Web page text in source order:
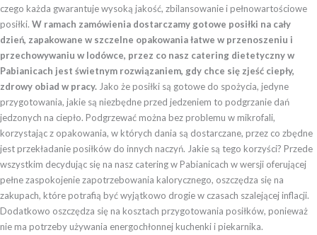
czego każda gwarantuje wysoką jakość, zbilansowanie i pełnowartościowe
posiłki. W ramach zamówienia dostarczamy gotowe posiłki na cały
dzień, zapakowane w szczelne opakowania łatwe w przenoszeniu i
przechowywaniu w lodówce, przez co nasz catering dietetyczny w
Pabianicach jest świetnym rozwiązaniem, gdy chce się zjeść ciepły,
zdrowy obiad w pracy. Jako że posiłki są gotowe do spożycia, jedyne
przygotowania, jakie są niezbędne przed jedzeniem to podgrzanie dań
jedzonych na ciepło. Podgrzewać można bez problemu w mikrofali,
korzystając z opakowania, w których dania są dostarczane, przez co zbędne
jest przekładanie posiłków do innych naczyń. Jakie są tego korzyści? Przede
wszystkim decydując się na nasz catering w Pabianicach w wersji oferującej
pełne zaspokojenie zapotrzebowania kalorycznego, oszczędza się na
zakupach, które potrafią być wyjątkowo drogie w czasach szalejącej inflacji.
Dodatkowo oszczędza się na kosztach przygotowania posiłków, ponieważ
nie ma potrzeby używania energochłonnej kuchenki i piekarnika.